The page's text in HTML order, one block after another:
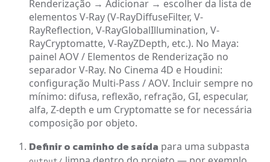
Renderização → Adicionar → escolher da lista de
elementos V-Ray (V-RayDiffuseFilter, V-
RayReflection, V-RayGlobalIllumination, V-
RayCryptomatte, V-RayZDepth, etc.). No Maya:
painel AOV / Elementos de Renderização no
separador V-Ray. No Cinema 4D e Houdini:
configuração Multi-Pass / AOV. Incluir sempre no
mínimo: difusa, reflexão, refração, GI, especular,
alfa, Z-depth e um Cryptomatte se for necessária
composição por objeto.
Definir o caminho de saída para uma subpasta